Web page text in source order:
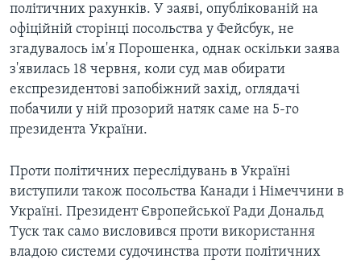
політичних рахунків. У заяві, опублікованій на
офіційній сторінці посольства у Фейсбук, не
згадувалось ім'я Порошенка, однак оскільки заява
з'явилась 18 червня, коли суд мав обирати
експрезидентові запобіжний захід, оглядачі
побачили у ній прозорий натяк саме на 5-го
президента України.
Проти політичних переслідувань в Україні
виступили також посольства Канади і Німеччини в
Україні. Президент Європейської Ради Дональд
Туск так само висловився проти використання
владою системи судочинства проти політичних